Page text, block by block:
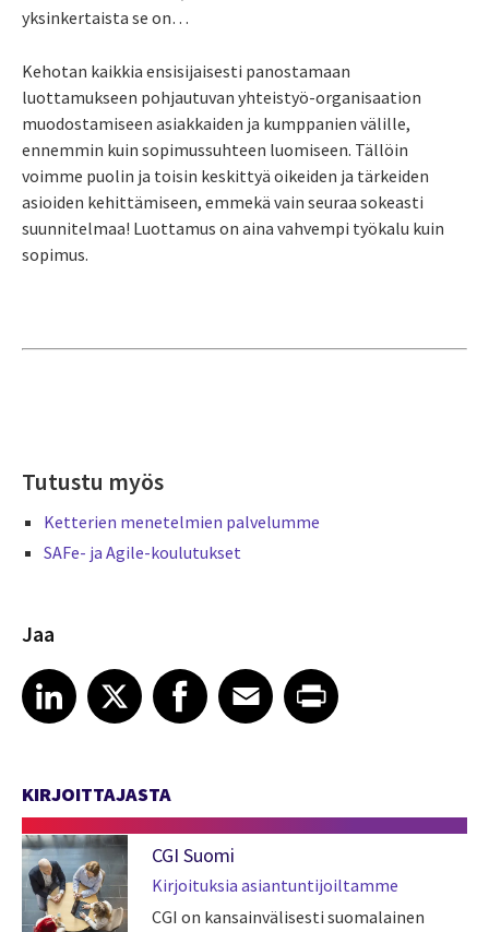
yksinkertaista se on…
Kehotan kaikkia ensisijaisesti panostamaan
luottamukseen pohjautuvan yhteistyö-organisaation
muodostamiseen asiakkaiden ja kumppanien välille,
ennemmin kuin sopimussuhteen luomiseen. Tällöin
voimme puolin ja toisin keskittyä oikeiden ja tärkeiden
asioiden kehittämiseen, emmekä vain seuraa sokeasti
suunnitelmaa! Luottamus on aina vahvempi työkalu kuin
sopimus.
Tutustu myös
Ketterien menetelmien palvelumme
SAFe- ja Agile-koulutukset
Jaa
Share article on LinkedIn
LinkedIn
Share article on XShare article on Facebook
Facebook
Share article on Email
EmailShare article on Print
KIRJOITTAJASTA
CGI Suomi
Kirjoituksia asiantuntijoiltamme
CGI on kansainvälisesti suomalainen